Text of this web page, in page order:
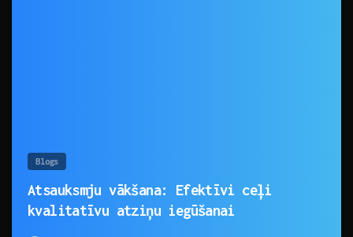
Blogs
Atsauksmju vākšana: Efektīvi ceļi
kvalitatīvu atziņu iegūšanai